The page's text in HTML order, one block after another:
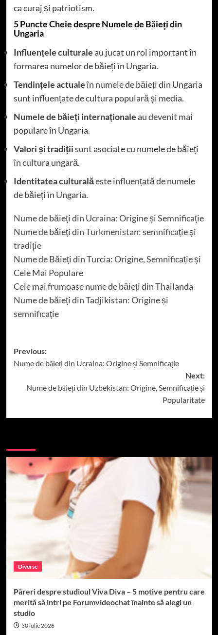
ca curaj și patriotism.
5 Puncte Cheie despre Numele de Băieți din
Ungaria
Influențele culturaleau jucat un rol important în
formarea numelor de băieți în Ungaria.
Tendințele actualeîn numele de băieți din Ungaria
sunt influențate de cultura populară și media.
Numele de băieți internaționaleau devenit mai
populare în Ungaria.
Valori și tradițiisunt asociate cu numele de băieți
în cultura ungară.
Identitatea culturalăeste influențată de numele
de băieți în Ungaria.
Nume de băieți din Ucraina: Origine și Semnificație
Nume de băieți din Turkmenistan: semnificație și
tradiție
Nume de Băieți din Turcia: Origine, Semnificație și
Cele Mai Populare
Cele mai frumoase nume de băieți din Thailanda
Nume de băieți din Tadjikistan: Origine și
semnificație
Post
navigation
Previous:
Nume de băieți din Ucraina: Origine și Semnificație
Next:
Nume de băieți din Uzbekistan: Origine, Semnificație și
Popularitate
Diverse
Păreri despre studioul Viva Diva – 5 motive pentru care
merită să intri pe Forumvideochat înainte să alegi un
studio
30 iulie 2026